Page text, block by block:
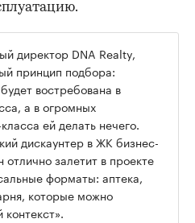
директор DNA Realty,
принцип подбора:
востребована в
а в огромных
ей делать нечего.
дискаунтер в ЖК бизнес-
залетит в проекте
форматы: аптека,
которые можно